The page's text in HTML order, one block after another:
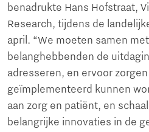
benadrukte Hans Hofstraat,
Research, tijdens de
april. “We moeten samen
belanghebbenden de
adresseren, en ervoor
geïmplementeerd kunnen
aan zorg en patiënt, en
belangrijke innovaties in de